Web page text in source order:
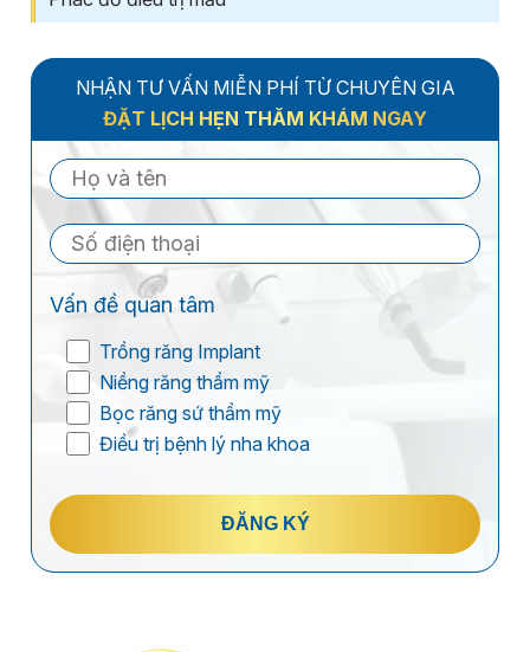
NHẬN TƯ VẤN MIỄN PHÍ TỪ CHUYÊN GIA
ĐẶT LỊCH HẸN THĂM KHÁM NGAY
Vấn đề quan tâm
Trồng răng Implant
Niềng răng thẩm mỹ
Bọc răng sứ thẩm mỹ
Điều trị bệnh lý nha khoa
ĐĂNG KÝ